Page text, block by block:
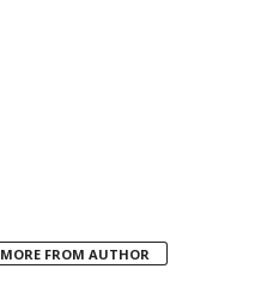
MORE FROM AUTHOR